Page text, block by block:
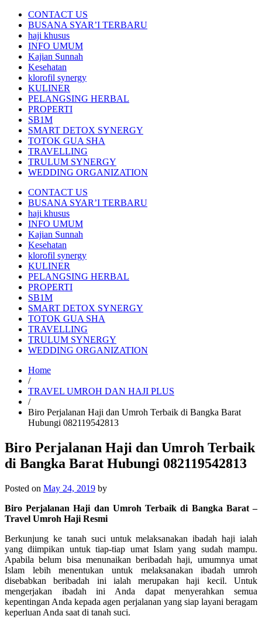
CONTACT US
BUSANA SYAR’I TERBARU
haji khusus
INFO UMUM
Kajian Sunnah
Kesehatan
klorofil synergy
KULINER
PELANGSING HERBAL
PROPERTI
SB1M
SMART DETOX SYNERGY
TOTOK GUA SHA
TRAVELLING
TRULUM SYNERGY
WEDDING ORGANIZATION
CONTACT US
BUSANA SYAR’I TERBARU
haji khusus
INFO UMUM
Kajian Sunnah
Kesehatan
klorofil synergy
KULINER
PELANGSING HERBAL
PROPERTI
SB1M
SMART DETOX SYNERGY
TOTOK GUA SHA
TRAVELLING
TRULUM SYNERGY
WEDDING ORGANIZATION
Home
/
TRAVEL UMROH DAN HAJI PLUS
/
Biro Perjalanan Haji dan Umroh Terbaik di Bangka Barat
Hubungi 082119542813
Biro Perjalanan Haji dan Umroh Terbaik
di Bangka Barat Hubungi 082119542813
Posted on May 24, 2019 by
Biro Perjalanan Haji dan Umroh Terbaik di Bangka Barat –
Travel Umroh Haji Resmi
Berkunjung ke tanah suci untuk melaksanakan ibadah haji ialah
yang diimpikan untuk tiap-tiap umat Islam yang sudah mampu.
Apabila belum bisa menunaikan beribadah haji, umumnya umat
Islam lebih menentukan untuk melaksanakan ibadah umroh
disebabkan beribadah ini ialah merupakan haji kecil. Untuk
mengerjakan ibadah ini Anda dapat menyerahkan semua
kepentingan Anda kepada agen perjalanan yang siap layani beragam
keperluan Anda saat di tanah suci.